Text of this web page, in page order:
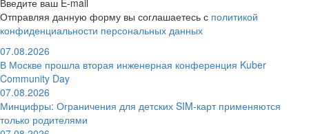
Отправляя данную форму вы соглашаетесь с политикой
конфиденциальности персональных данных
07.08.2026
В Москве прошла вторая инженерная конференция Kuber
Community Day
07.08.2026
Минцифры: Ограничения для детских SIM-карт применяются
только родителями